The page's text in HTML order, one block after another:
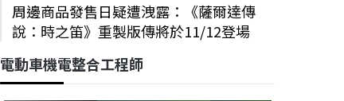
周邊商品發售日疑遭洩露：《薩爾達傳
說：時之笛》重製版傳將於11/12登場
電動車機電整合工程師